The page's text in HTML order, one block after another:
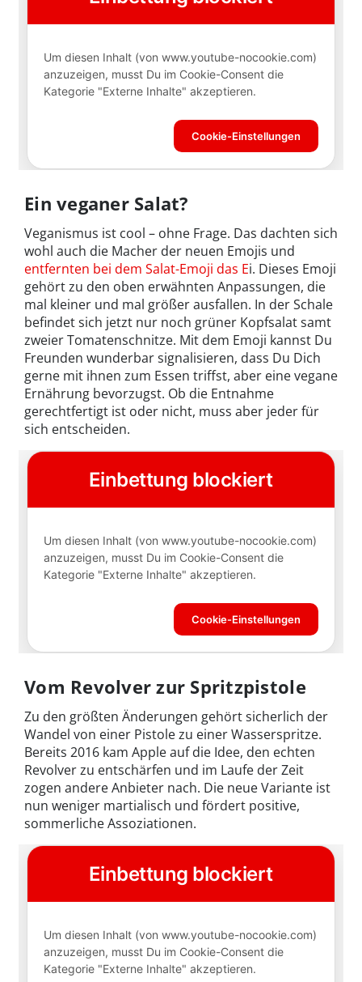
Ein veganer Salat?
Veganismus ist cool – ohne Frage. Das dachten sich
wohl auch die Macher der neuen Emojis und
entfernten bei dem Salat-Emoji das Ei. Dieses Emoji
gehört zu den oben erwähnten Anpassungen, die
mal kleiner und mal größer ausfallen. In der Schale
befindet sich jetzt nur noch grüner Kopfsalat samt
zweier Tomatenschnitze. Mit dem Emoji kannst Du
Freunden wunderbar signalisieren, dass Du Dich
gerne mit ihnen zum Essen triffst, aber eine vegane
Ernährung bevorzugst. Ob die Entnahme
gerechtfertigt ist oder nicht, muss aber jeder für
sich entscheiden.
Vom Revolver zur Spritzpistole
Zu den größten Änderungen gehört sicherlich der
Wandel von einer Pistole zu einer Wasserspritze.
Bereits 2016 kam Apple auf die Idee, den echten
Revolver zu entschärfen und im Laufe der Zeit
zogen andere Anbieter nach. Die neue Variante ist
nun weniger martialisch und fördert positive,
sommerliche Assoziationen.